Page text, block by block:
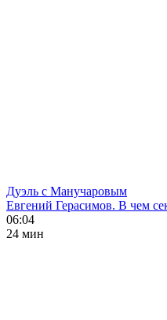
Дуэль с Манучаровым
Евгений Герасимов. В чем
06:04
24 мин